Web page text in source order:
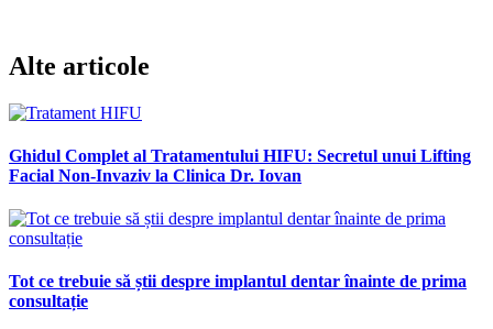
Alte articole
Ghidul Complet al Tratamentului HIFU: Secretul unui Lifting
Facial Non-Invaziv la Clinica Dr. Iovan
Tot ce trebuie să știi despre implantul dentar înainte de prima
consultație